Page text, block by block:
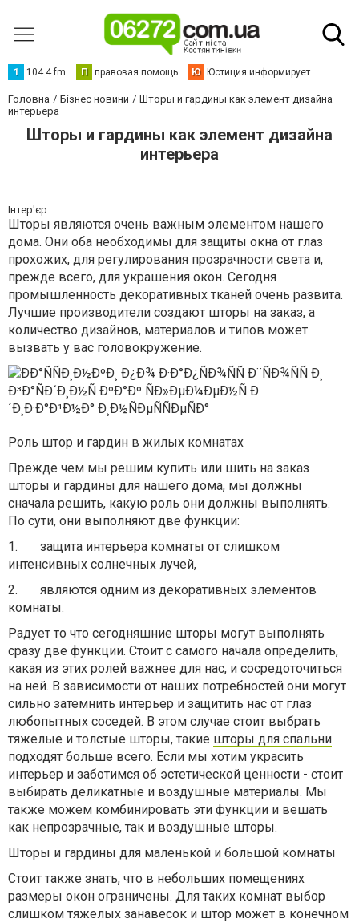
1 104.4 fm П правовая помощь Ю Юстиция информирует
Головна Бізнес новини
Шторы и гардины как элемент дизайна
интерьера
Шторы и гардины как элемент дизайна
интерьера
Інтер'єр
Шторы являются очень важным элементом нашего
дома. Они оба необходимы для защиты окна от глаз
прохожих, для регулирования прозрачности света и,
прежде всего, для украшения окон. Сегодня
промышленность декоративных тканей очень развита.
Лучшие производители создают шторы на заказ, а
количество дизайнов, материалов и типов может
вызвать у вас головокружение.
Роль штор и гардин в жилых комнатах
Прежде чем мы решим купить или шить на заказ
шторы и гардины для нашего дома, мы должны
сначала решить, какую роль они должны выполнять.
По сути, они выполняют две функции:
1. защита интерьера комнаты от слишком
интенсивных солнечных лучей,
2. являются одним из декоративных элементов
комнаты.
Радует то что сегодняшние шторы могут выполнять
сразу две функции. Стоит с самого начала определить,
какая из этих ролей важнее для нас, и сосредоточиться
на ней. В зависимости от наших потребностей они могут
сильно затемнить интерьер и защитить нас от глаз
любопытных соседей. В этом случае стоит выбрать
тяжелые и толстые шторы, такие шторы для спальни
подходят больше всего. Если мы хотим украсить
интерьер и заботимся об эстетической ценности - стоит
выбирать деликатные и воздушные материалы. Мы
также можем комбинировать эти функции и вешать
как непрозрачные, так и воздушные шторы.
Шторы и гардины для маленькой и большой комнаты
Стоит также знать, что в небольших помещениях
размеры окон ограничены. Для таких комнат выбор
слишком тяжелых занавесок и штор может в конечном